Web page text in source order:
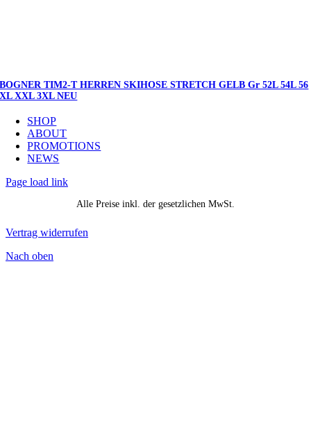
BOGNER TIM2-T HERREN SKIHOSE STRETCH GELB Gr 52L 54L 56
XL XXL 3XL NEU
SHOP
ABOUT
PROMOTIONS
NEWS
Page load link
Alle Preise inkl. der gesetzlichen MwSt.
Vertrag widerrufen
Nach oben